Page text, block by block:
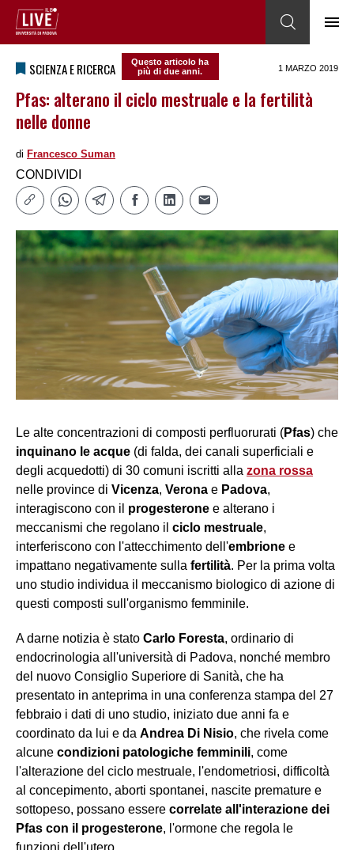
SCIENZA E RICERCA
Questo articolo ha
più di due anni.
1 MARZO 2019
Pfas: alterano il ciclo mestruale e la fertilità
nelle donne
di Francesco Suman
CONDIVIDI
Le alte concentrazioni di composti perfluorurati (Pfas) che
inquinano le acque (di falda, dei canali superficiali e
degli acquedotti) di 30 comuni iscritti alla zona rossa
nelle province di Vicenza, Verona e Padova,
interagiscono con il progesterone e alterano i
meccanismi che regolano il ciclo mestruale,
interferiscono con l'attecchimento dell'embrione e
impattano negativamente sulla fertilità. Per la prima volta
uno studio individua il meccanismo biologico di azione di
questi composti sull'organismo femminile.
A darne notizia è stato Carlo Foresta, ordinario di
endocrinologia all'università di Padova, nonché membro
del nuovo Consiglio Superiore di Sanità, che ha
presentato in anteprima in una conferenza stampa del 27
febbraio i dati di uno studio, iniziato due anni fa e
coordinato da lui e da Andrea Di Nisio, che rivela come
alcune condizioni patologiche femminili, come
l'alterazione del ciclo mestruale, l'endometriosi, difficoltà
al concepimento, aborti spontanei, nascite premature e
sottopeso, possano essere correlate all'interazione dei
Pfas con il progesterone, l'ormone che regola le